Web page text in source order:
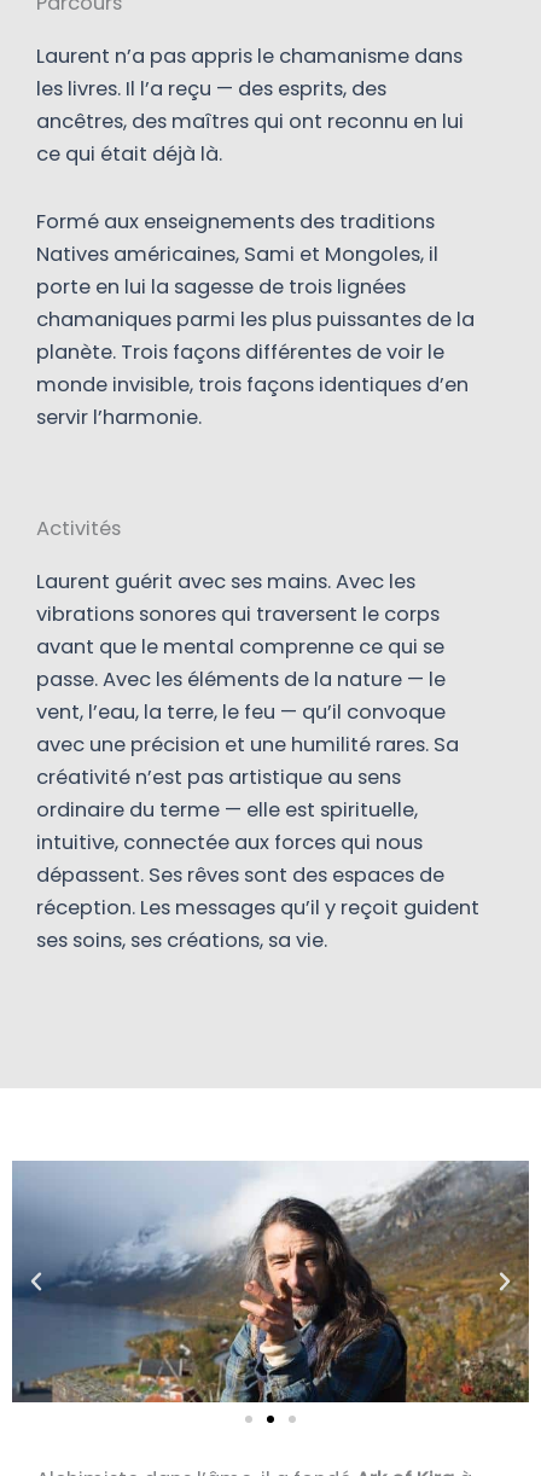
Laurent n’a pas appris le chamanisme dans
les livres. Il l’a reçu — des esprits, des
ancêtres, des maîtres qui ont reconnu en lui
ce qui était déjà là.
Formé aux enseignements des traditions
Natives américaines, Sami et Mongoles, il
porte en lui la sagesse de trois lignées
chamaniques parmi les plus puissantes de la
planète. Trois façons différentes de voir le
monde invisible, trois façons identiques d’en
servir l’harmonie.
Activités
Laurent guérit avec ses mains. Avec les
vibrations sonores qui traversent le corps
avant que le mental comprenne ce qui se
passe. Avec les éléments de la nature — le
vent, l’eau, la terre, le feu — qu’il convoque
avec une précision et une humilité rares. Sa
créativité n’est pas artistique au sens
ordinaire du terme — elle est spirituelle,
intuitive, connectée aux forces qui nous
dépassent. Ses rêves sont des espaces de
réception. Les messages qu’il y reçoit guident
ses soins, ses créations, sa vie.